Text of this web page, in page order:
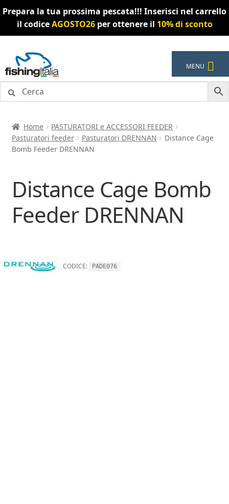
Prepara la tua prossima pescata!!! Inserisci nel carrello
il codiceAGOSTO26per ottenere il 10% di sconto
alla
navigazione
al
contenuto
MENU
Home
PASTURATORI e ACCESSORI FEEDER
Pasturatori feeder
Pasturatori DRENNAN
Distance Cage
Bomb Feeder DRENNAN
Distance Cage Bomb
Feeder DRENNAN
CODICE: PADE076